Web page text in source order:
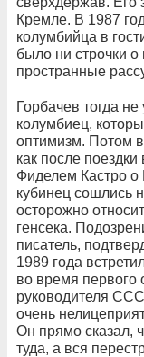
Кремле. В 1987
колумбийца в
было ни строчки
пространные
Горбачев тогда
колумбиец,
оптимизм. Потом
как после
Фиделем Кастро о
кубинец сошлись
осторожно
генсека.
писатель,
1989 года
во время первого
руководителя
очень
Он прямо сказал,
туда, а вся